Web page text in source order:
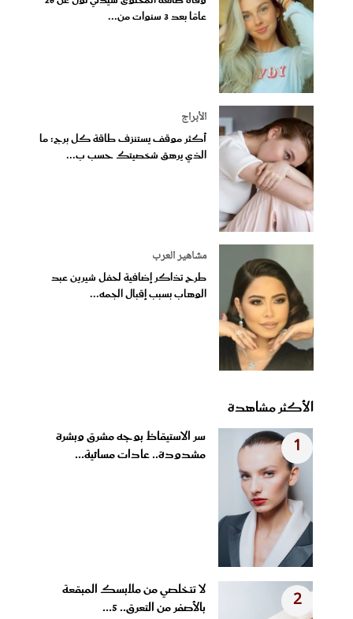
عامًا بعد 3 سنوات من...
الأبراج
أكثر موقف يستنزف طاقة كل برج: ما
الذي يرهق شخصيتك حسب ب...
مشاهير العرب
طرح تذاكر إضافية لحفل شيرين عبد
الوهاب بسبب إقبال الجمه...
الأكثر مشاهدة
1
سر الاستيقاظ بوجه مشرق وبشرة
مشدودة.. عادات مسائية...
2
لا تتخلصي من ملابسك المبقعة
بالأصفر من التعرق.. 5...